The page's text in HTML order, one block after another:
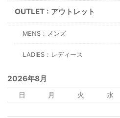
OUTLET : アウトレット
MENS：メンズ
LADIES：レディース
2026年8月
日 月 火 水